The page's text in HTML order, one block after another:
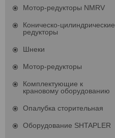
Мотор-редукторы NMRV
Коническо-цилиндрические
редукторы
Шнеки
Мотор-редукторы
Комплектующие к
крановому оборудованию
Опалубка сторительная
Оборудование SHTAPLER